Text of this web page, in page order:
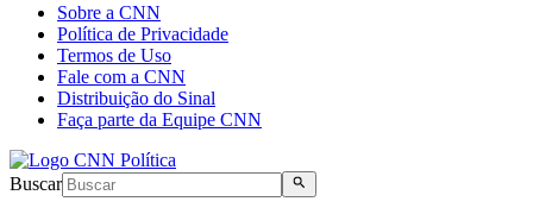
Sobre a CNN
Política de Privacidade
Termos de Uso
Fale com a CNN
Distribuição do Sinal
Faça parte da Equipe CNN
Buscar